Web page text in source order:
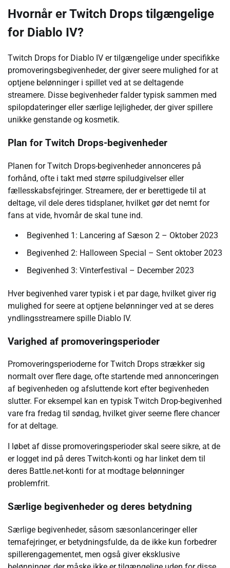
Hvornår er Twitch Drops tilgængelige
for Diablo IV?
Twitch Drops for Diablo IV er tilgængelige under specifikke
promoveringsbegivenheder, der giver seere mulighed for at
optjene belønninger i spillet ved at se deltagende
streamere. Disse begivenheder falder typisk sammen med
spilopdateringer eller særlige lejligheder, der giver spillere
unikke genstande og kosmetik.
Plan for Twitch Drops-begivenheder
Planen for Twitch Drops-begivenheder annonceres på
forhånd, ofte i takt med større spiludgivelser eller
fællesskabsfejringer. Streamere, der er berettigede til at
deltage, vil dele deres tidsplaner, hvilket gør det nemt for
fans at vide, hvornår de skal tune ind.
Begivenhed 1: Lancering af Sæson 2 – Oktober 2023
Begivenhed 2: Halloween Special – Sent oktober 2023
Begivenhed 3: Vinterfestival – December 2023
Hver begivenhed varer typisk i et par dage, hvilket giver rig
mulighed for seere at optjene belønninger ved at se deres
yndlingsstreamere spille Diablo IV.
Varighed af promoveringsperioder
Promoveringsperioderne for Twitch Drops strækker sig
normalt over flere dage, ofte startende med annonceringen
af begivenheden og afsluttende kort efter begivenheden
slutter. For eksempel kan en typisk Twitch Drop-begivenhed
vare fra fredag til søndag, hvilket giver seerne flere chancer
for at deltage.
I løbet af disse promoveringsperioder skal seere sikre, at de
er logget ind på deres Twitch-konti og har linket dem til
deres Battle.net-konti for at modtage belønninger
problemfrit.
Særlige begivenheder og deres betydning
Særlige begivenheder, såsom sæsonlanceringer eller
temafejringer, er betydningsfulde, da de ikke kun forbedrer
spillerengagementet, men også giver eksklusive